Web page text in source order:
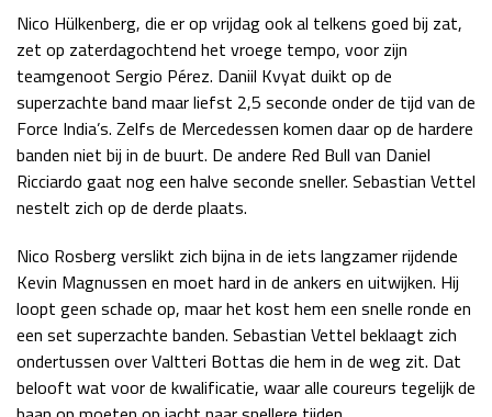
Race
zo 17:00 - 19:00
Nico Hülkenberg, die er op vrijdag ook al telkens goed bij zat,
zet op zaterdagochtend het vroege tempo, voor zijn
teamgenoot Sergio Pérez. Daniil Kvyat duikt op de
superzachte band maar liefst 2,5 seconde onder de tijd van de
Force India’s. Zelfs de Mercedessen komen daar op de hardere
banden niet bij in de buurt. De andere Red Bull van Daniel
Ricciardo gaat nog een halve seconde sneller. Sebastian Vettel
nestelt zich op de derde plaats.
Nico Rosberg verslikt zich bijna in de iets langzamer rijdende
Kevin Magnussen en moet hard in de ankers en uitwijken. Hij
loopt geen schade op, maar het kost hem een snelle ronde en
een set superzachte banden. Sebastian Vettel beklaagt zich
ondertussen over Valtteri Bottas die hem in de weg zit. Dat
belooft wat voor de kwalificatie, waar alle coureurs tegelijk de